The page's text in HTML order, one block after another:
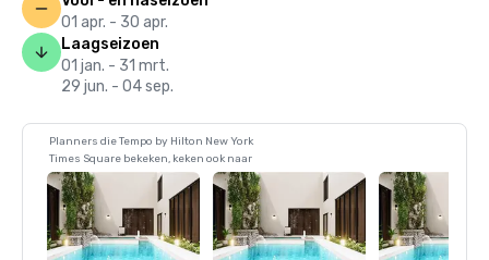
01 apr. - 30 apr.
Laagseizoen
01 jan. - 31 mrt.
29 jun. - 04 sep.
Planners die Tempo by Hilton New York
Times Square bekeken, keken ook naar